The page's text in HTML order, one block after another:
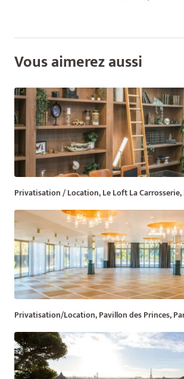
Vous aimerez aussi
Privatisation / Location, Le Loft La
Privatisation/Location, Pavillon des Princes,